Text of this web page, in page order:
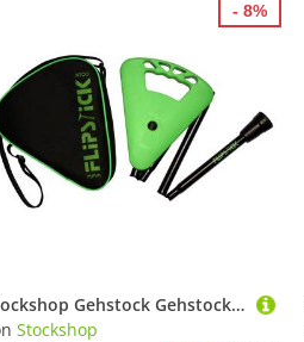
Stockshop Gehstock Gehstock Flipstick Sitzstock, Leichtmet., faltbar, Gummipuff.
Stockshop
- 8%